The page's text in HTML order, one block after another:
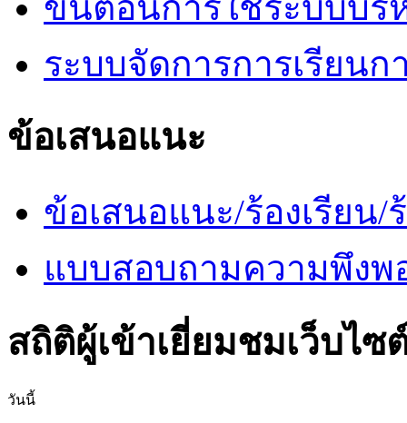
ระบบจัดการการเรียน
ข้อเสนอแนะ
ข้อเสนอแนะ/ร้องเรียน/
แบบสอบถามความพึงพ
สถิติผู้เข้าเยี่ยมชมเว็บไซ
วันนี้